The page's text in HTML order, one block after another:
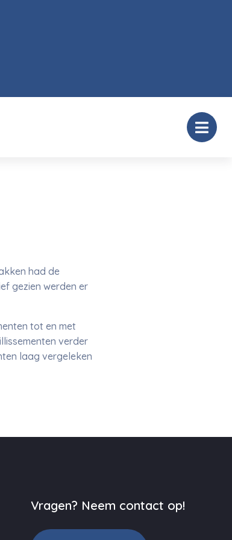
had de
gezien werden er
tot en met
verder
laag vergeleken
Vragen? Neem contact op!